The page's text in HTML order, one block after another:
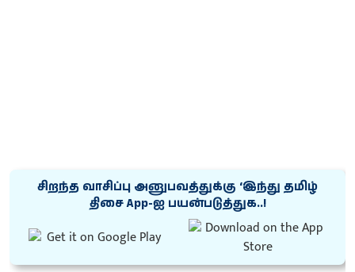
சிறந்த வாசிப்பு அனுபவத்துக்கு ‘இந்து தமிழ்
திசை App-ஐ பயன்படுத்துக..!